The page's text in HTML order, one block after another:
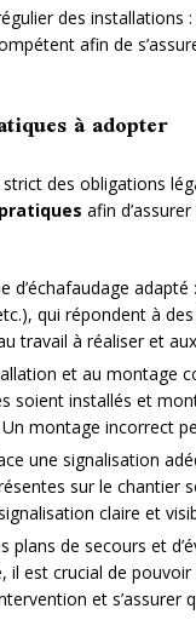
des installations
afin de
à adopter
des obligations
afin
d’échafaudage
qui répondent à
travail à réaliser et
et au montage
soient installés et
montage incorrect
une signalisation
sur le chantier
claire et
plans de secours et
il est crucial de
et s’assurer